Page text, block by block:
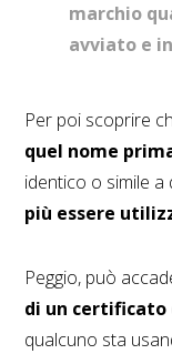
marchio
avviato e
Per poi scoprire
quel nome
identico o simile
più essere
Peggio, può
di un
qualcuno sta